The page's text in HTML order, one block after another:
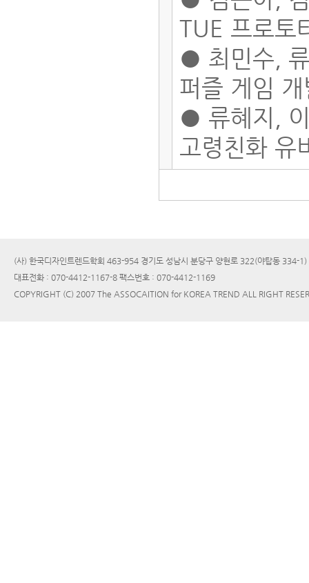
TUE 프로토
● 최민수,
퍼즐 게임
● 류혜지,
고령친화 유
(사) 한국디자인트렌드학회 463-954 경기도 성남시 분당구 양현로 322(야탑동 334-
대표전화 : 070-4412-1167-8 팩스번호 : 070-4412-1169
COPYRIGHT (C) 2007 The ASSOCAITION for KOREA TREND ALL RIGHT